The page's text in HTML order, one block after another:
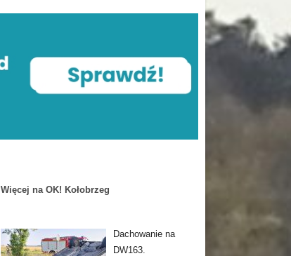
Więcej na OK! Kołobrzeg
Dachowanie na
DW163.